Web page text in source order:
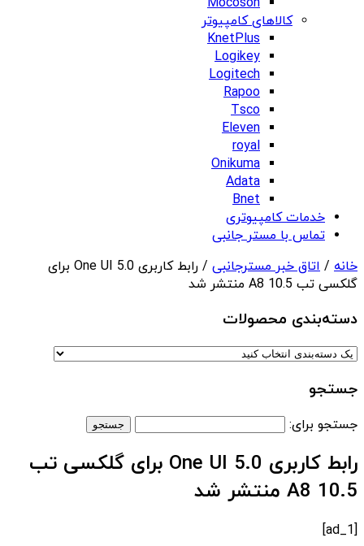
کالاهای کامپیوتر
KnetPlus
Logikey
Logitech
Rapoo
Tsco
Eleven
royal
Onikuma
Adata
Bnet
خدمات کامپیوتری
تماس با مستر جانبی
خانه / اتاق خبر مسترجانبی
/ رابط کاربری One UI 5.0 برای
گلکسی تب A8 10.5 منتشر شد
دسته‌بندی‌ محصولات
جستجو
جستجو برای:
رابط کاربری One UI 5.0 برای گلکسی تب
A8 10.5 منتشر شد
[ad_1]